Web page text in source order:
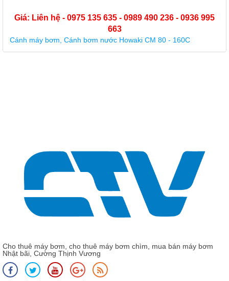
Cho thuê máy bơm, cho thuê máy bơm chìm, mua bán máy bơm
Nhật bãi, Cường Thịnh Vương